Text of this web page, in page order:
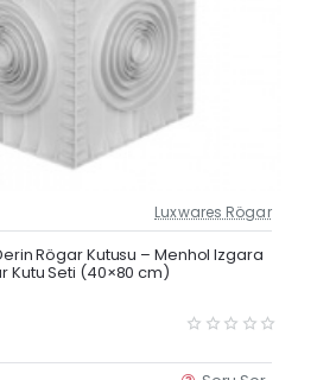
Güncel Fiyat
Yeni Ürün
Luxwares Rögar
Rögar Kutusu – Menhol Izgara
Kutu Seti (40×80 cm)